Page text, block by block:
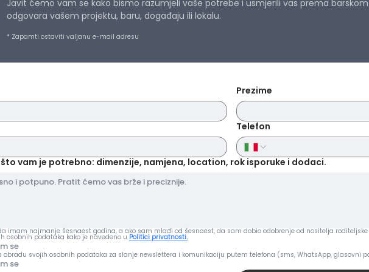
zadovoljni,
Javit ćemo vam se kako bismo razumjeli vaše potrebe i usmjerili vas prema
odgovara vašem projektu, baru, događaju ili lokalu.
* Zapamti ostaviti valjanu e-mail adresu
Prezime
Telefon
vam je potrebno: dimenzije, namjena, location, rok isporuke i dodaci.
imam najmanje šesnaest godina, a ako sam mlađi od šesnaest, da sam dobio odobrenje od nositelja
osobnih podataka kako je navedeno u Politici privatnosti.
se
obradu svojih osobnih podataka za slanje newslettera i komunikaciju putem telefona (sms, WhatsApp, glasovni
se